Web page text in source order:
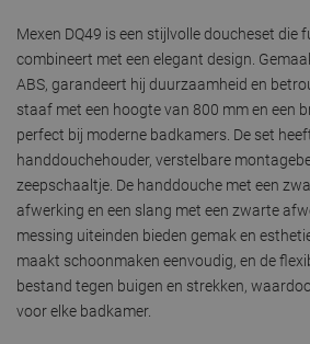
Mexen DQ49 is een stijlvolle doucheset die
combineert met een elegant design.
ABS, garandeert hij duurzaamheid en
staaf met een hoogte van 800 mm en een
perfect bij moderne badkamers. De set
handdouchehouder, verstelbare
zeepschaaltje. De handdouche met een
afwerking en een slang met een zwarte
messing uiteinden bieden gemak en
maakt schoonmaken eenvoudig, en de
bestand tegen buigen en strekken,
voor elke badkamer.